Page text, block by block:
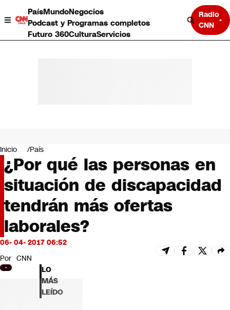
PaísMundoNegocios
Podcast y Programas completos
Futuro 360CulturaServicios
Radio
CNN
Negocios
Deportes
Programas completos
Cultura
Servicios
Bits
CNN tiempo
Futuro 360
Inicio País
¿Por qué las personas en
situación de discapacidad
tendrán más ofertas
laborales?
06- 04- 2017 06:52
Por CNN
LO
MÁS
LEÍDO